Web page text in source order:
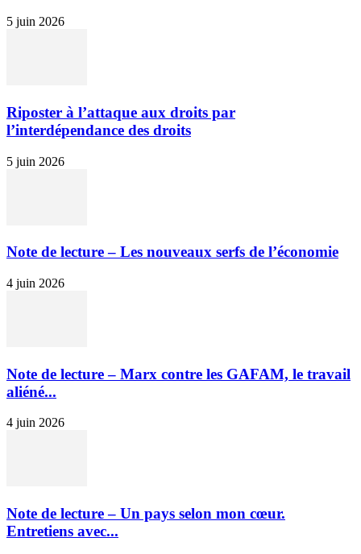
5 juin 2026
Riposter à l’attaque aux droits par
l’interdépendance des droits
5 juin 2026
Note de lecture – Les nouveaux serfs de l’économie
4 juin 2026
Note de lecture – Marx contre les GAFAM, le travail
aliéné...
4 juin 2026
Note de lecture – Un pays selon mon cœur.
Entretiens avec...